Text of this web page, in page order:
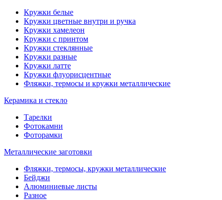
Кружки белые
Кружки цветные внутри и ручка
Кружки хамелеон
Кружки c принтом
Кружки стеклянные
Кружки разные
Кружки латте
Кружки флуорисцентные
Фляжки, термосы и кружки металлические
Керамика и стекло
Тарелки
Фотокамни
Фоторамки
Металлические заготовки
Фляжки, термосы, кружки металлические
Бейджи
Алюминиевые листы
Разное